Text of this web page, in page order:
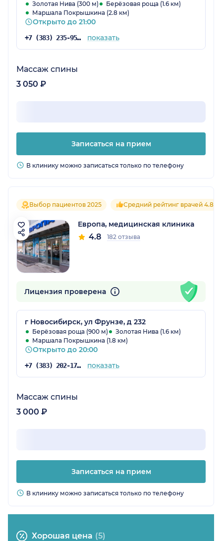
Золотая Нива (300 м)
Берёзовая роща (1.6 км)
Маршала Покрышкина (2.8 км)
Открыто до 21:00
+7 (383) 235-95-84 показать
Массаж спины
3 050 ₽
Записаться на прием
В клинику можно записаться только по телефону
Выбор пациентов 2025 Средний рейтинг врачей 4.8
Европа, медицинская клиника
4.8 182 отзыва
Лицензия проверена
г Новосибирск, ул Фрунзе, д 232
Берёзовая роща (900 м)
Золотая Нива (1.6 км)
Маршала Покрышкина (1.8 км)
Открыто до 20:00
+7 (383) 202-17-31 показать
Массаж спины
3 000 ₽
Записаться на прием
В клинику можно записаться только по телефону
Хорошая цена (5)